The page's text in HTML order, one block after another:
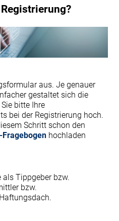
aus. Je genauer
gestaltet sich die
bitte Ihre
bei der Registrierung hoch.
Schritt schon den
Fragebogen hochladen
als Tippgeber bzw.
bzw.